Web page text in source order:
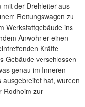
mit der Drehleiter aus
Rettungswagen zu
Werkstattgebäude ins
Anwohner einen
Kräfte
Gebäude verschlossen
genau im Inneren
hat, wurden
Rodheim zur